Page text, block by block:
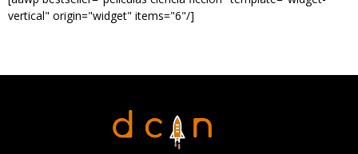
vertical" origin="widget" items="6"/]